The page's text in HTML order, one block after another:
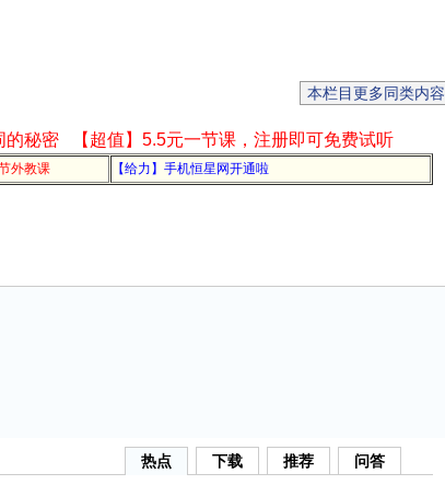
本栏目更多同类内容
的秘密 【超值】5.5元一节课，注册即可免费试听
外教课 【给力】手机恒星网开通啦
热点 下载 推荐 问答